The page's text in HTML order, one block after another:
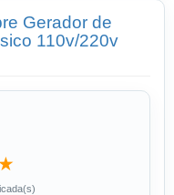
Gerador de
110v/220v